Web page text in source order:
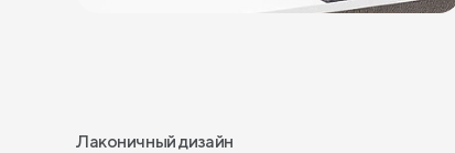
Лаконичный дизайн